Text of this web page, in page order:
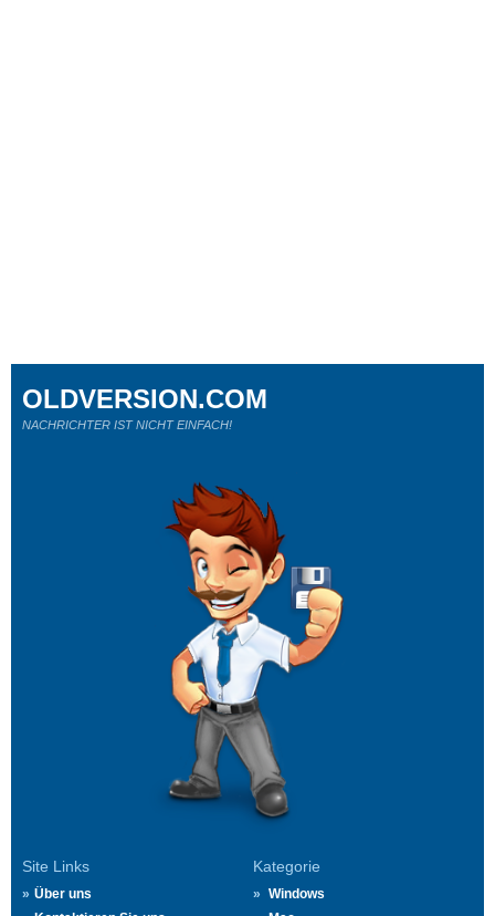
Site Links
Über uns
Kategorie
Windows
OLDVERSION.COM
NACHRICHTER IST NICHT EINFACH!